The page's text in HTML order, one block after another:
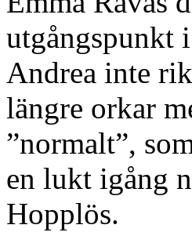
utgångspunkt
Andrea inte
längre orkar
”normalt”,
en lukt igång
Hopplös.